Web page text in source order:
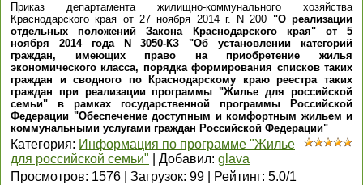
Приказ департамента жилищно-коммунального хозяйства
Краснодарского края от 27 ноября 2014 г. N 200 "О реализации
отдельных положений Закона Краснодарского края" от 5
ноября 2014 года N 3050-КЗ "Об установлении категорий
граждан, имеющих право на приобретение жилья
экономического класса, порядка формирования списков таких
граждан и сводного по Краснодарскому краю реестра таких
граждан при реализации программы "Жилье для российской
семьи" в рамках государственной программы Российской
Федерации "Обеспечение доступным и комфортным жильем и
коммунальными услугами граждан Российской Федерации"
Категория: Информация по программе "Жилье
для российской семьи"
Добавил: glava
Просмотров: 1576 Загрузок: 99 Рейтинг: 5.0/1